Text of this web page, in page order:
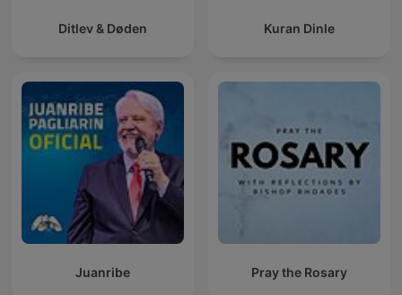
Ditlev & Døden Kuran Dinle
Juanribe Pray the Rosary